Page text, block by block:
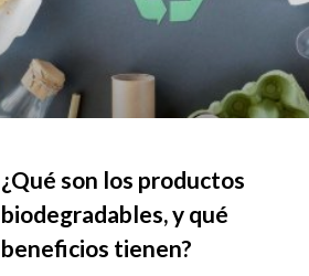
¿Qué son los productos
biodegradables, y qué
beneficios tienen?